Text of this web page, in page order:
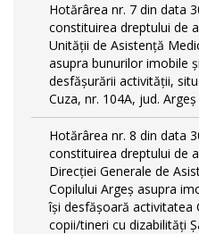
Hotărârea nr. 7 din data
constituirea dreptului de
Unității de Asistență
asupra bunurilor imobile
desfășurării activității,
Cuza, nr. 104A, jud. Argeș
Hotărârea nr. 8 din data
constituirea dreptului de
Direcției Generale de
Copilului Argeș asupra
își desfășoară activitatea
copii/tineri cu dizabilități